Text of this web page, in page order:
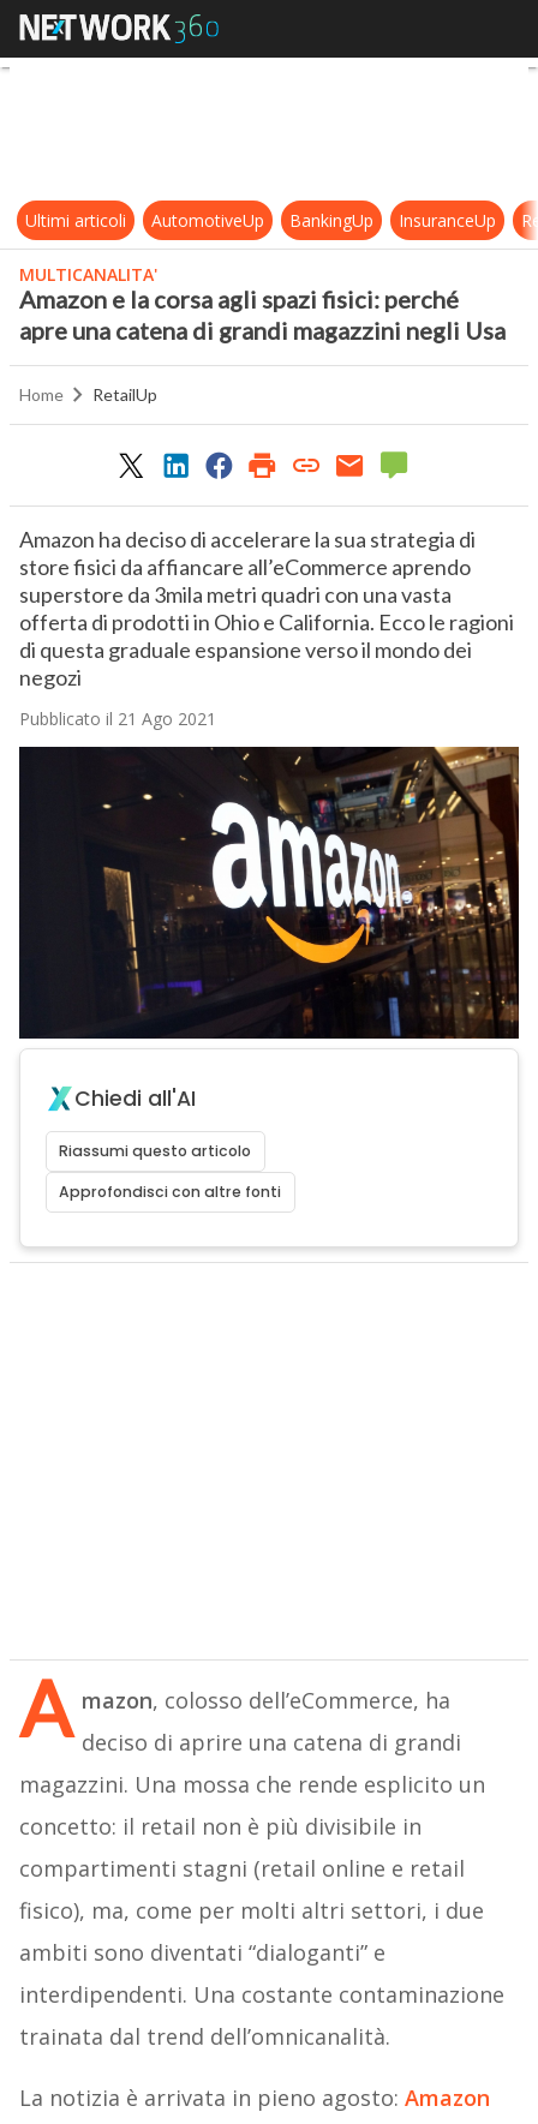
Amazon e la corsa agli spazi fisici:
Ultimi articoli AutomotiveUp BankingUp InsuranceUp
MULTICANALITA'
Amazon e la corsa agli spazi fisici: perché
apre una catena di grandi magazzini negli Usa
Home RetailUp
Amazon ha deciso di accelerare la sua strategia di
store fisici da affiancare all’eCommerce aprendo
superstore da 3mila metri quadri con una vasta
offerta di prodotti in Ohio e California. Ecco le ragioni
di questa graduale espansione verso il mondo dei
negozi
Pubblicato il 21 Ago 2021
Chiedi all'AI
Riassumi questo articolo
Approfondisci con altre fonti
A mazon, colosso dell’eCommerce, ha
deciso di aprire una catena di grandi
magazzini. Una mossa che rende esplicito un
concetto: il retail non è più divisibile in
compartimenti stagni (retail online e retail
fisico), ma, come per molti altri settori, i due
ambiti sono diventati “dialoganti” e
interdipendenti. Una costante contaminazione
trainata dal trend dell’omnicanalità.
La notizia è arrivata in pieno agosto: Amazon